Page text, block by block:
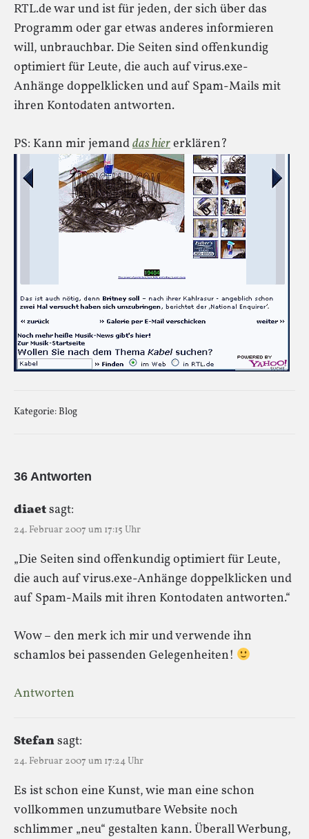
RTL.de war und ist für jeden, der sich über das
Programm oder gar etwas anderes informieren
will, unbrauchbar. Die Seiten sind offenkundig
optimiert für Leute, die auch auf virus.exe-
Anhänge doppelklicken und auf Spam-Mails mit
ihren Kontodaten antworten.
PS: Kann mir jemanddas hiererklären?
Kategorie:Blog
36 Antworten
diaetsagt:
24. Februar 2007 um 17:15 Uhr
„Die Seiten sind offenkundig optimiert für Leute,
die auch auf virus.exe-Anhänge doppelklicken und
auf Spam-Mails mit ihren Kontodaten antworten.“
Wow – den merk ich mir und verwende ihn
schamlos bei passenden Gelegenheiten!
Antworten
Stefansagt:
24. Februar 2007 um 17:24 Uhr
Es ist schon eine Kunst, wie man eine schon
vollkommen unzumutbare Website noch
schlimmer „neu“ gestalten kann. Überall Werbung,